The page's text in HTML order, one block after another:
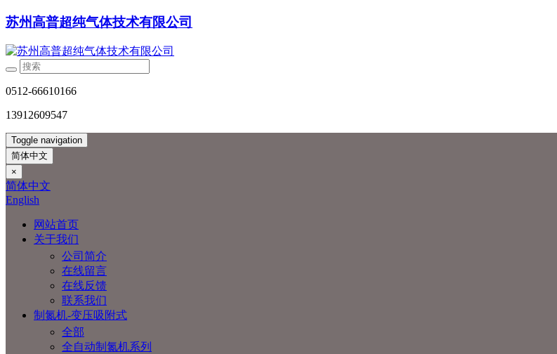
苏州高普超纯气体技术有限公司
0512-66610166
13912609547
Toggle navigation
简体中文
×
简体中文
English
网站首页
关于我们
公司简介
在线留言
在线反馈
联系我们
制氮机-变压吸附式
全部
全自动制氮机系列